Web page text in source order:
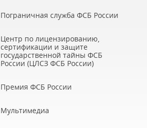
Пограничная служба ФСБ России
Центр по лицензированию,
сертификации и защите
государственной тайны ФСБ
России (ЦЛСЗ ФСБ России)
Премия ФСБ России
Мультимедиа